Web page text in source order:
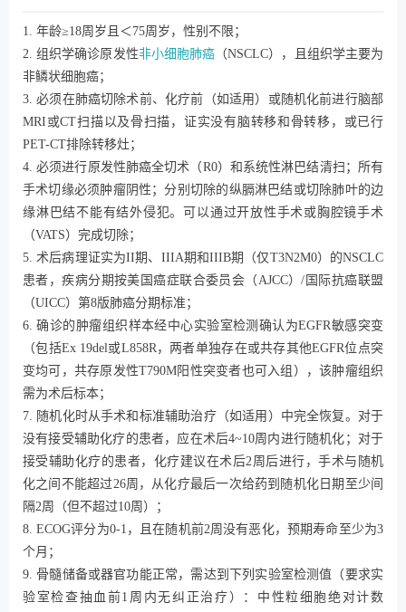
1. 年龄≥18周岁且＜75周岁，性别不限；
2. 组织学确诊原发性非小细胞肺癌 （NSCLC），且组织学主要为
非鳞状细胞癌；
3. 必须在肺癌切除术前、化疗前（如适用）或随机化前进行脑部
MRI或CT扫描以及骨扫描，证实没有脑转移和骨转移，或已行
PET-CT排除转移灶；
4. 必须进行原发性肺癌全切术（R0）和系统性淋巴结清扫；所有
手术切缘必须肿瘤阴性；分别切除的纵膈淋巴结或切除肺叶的边
缘淋巴结不能有结外侵犯。可以通过开放性手术或胸腔镜手术
（VATS）完成切除；
5. 术后病理证实为II期、IIIA期和IIIB期（仅T3N2M0）的NSCLC
患者，疾病分期按美国癌症联合委员会（AJCC）/国际抗癌联盟
（UICC）第8版肺癌分期标准；
6. 确诊的肿瘤组织样本经中心实验室检测确认为EGFR敏感突变
（包括Ex 19del或L858R，两者单独存在或共存其他EGFR位点突
变均可，共存原发性T790M阳性突变者也可入组），该肿瘤组织
需为术后标本；
7. 随机化时从手术和标准辅助治疗（如适用）中完全恢复。对于
没有接受辅助化疗的患者，应在术后4~10周内进行随机化；对于
接受辅助化疗的患者，化疗建议在术后2周后进行，手术与随机
化之间不能超过26周，从化疗最后一次给药到随机化日期至少间
隔2周（但不超过10周）；
8. ECOG评分为0-1，且在随机前2周没有恶化，预期寿命至少为3
个月；
9. 骨髓储备或器官功能正常，需达到下列实验室检测值（要求实
验室检查抽血前1周内无纠正治疗）：中性粒细胞绝对计数